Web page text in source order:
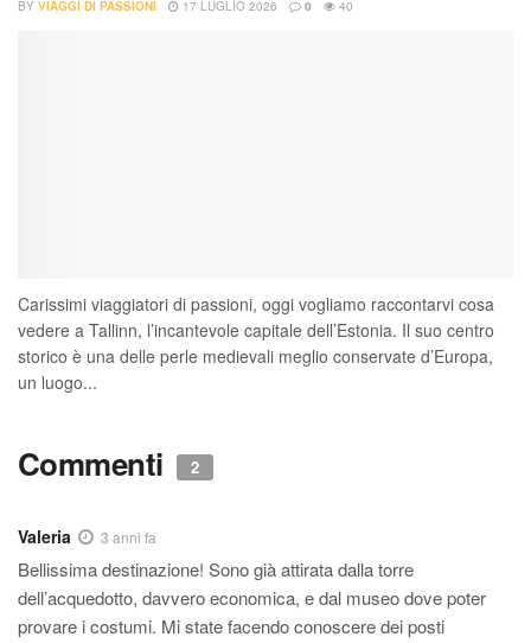
BY VIAGGI DI PASSIONI 17 LUGLIO 2026 0 40
Carissimi viaggiatori di passioni, oggi vogliamo raccontarvi cosa
vedere a Tallinn, l’incantevole capitale dell’Estonia. Il suo centro
storico è una delle perle medievali meglio conservate d’Europa,
un luogo...
Commenti 2
Valeria 3 anni fa
Bellissima destinazione! Sono già attirata dalla torre
dell’acquedotto, davvero economica, e dal museo dove poter
provare i costumi. Mi state facendo conoscere dei posti